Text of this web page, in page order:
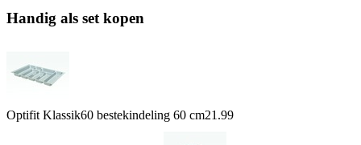
Handig als set kopen
Optifit Klassik60 bestekindeling 60 cm21.99